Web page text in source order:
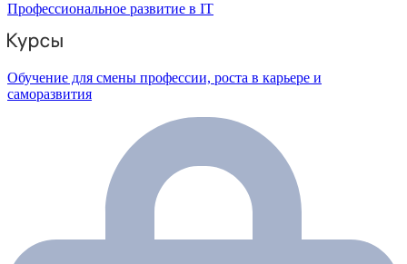
Профессиональное развитие в IT
Обучение для смены профессии, роста в карьере и
саморазвития